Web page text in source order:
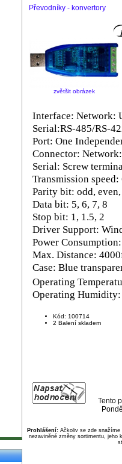
Převodníky - konvertory
zvětšit obrázek
Interface: Network:
Serial:RS-485/RS-
Port: One
Connector:
Serial: Screw
Transmission
Parity bit: odd,
Data bit: 5, 6, 7, 8
Stop bit: 1, 1.5, 2
Driver Support:
Power
Max. Distance:
Case: Blue
Operating
Operating
Kód: 100714
2 Balení skladem
Tento
Prohlášení:Ačkoliv se zde snažíme
nezaviněné změny sortimentu, jeho